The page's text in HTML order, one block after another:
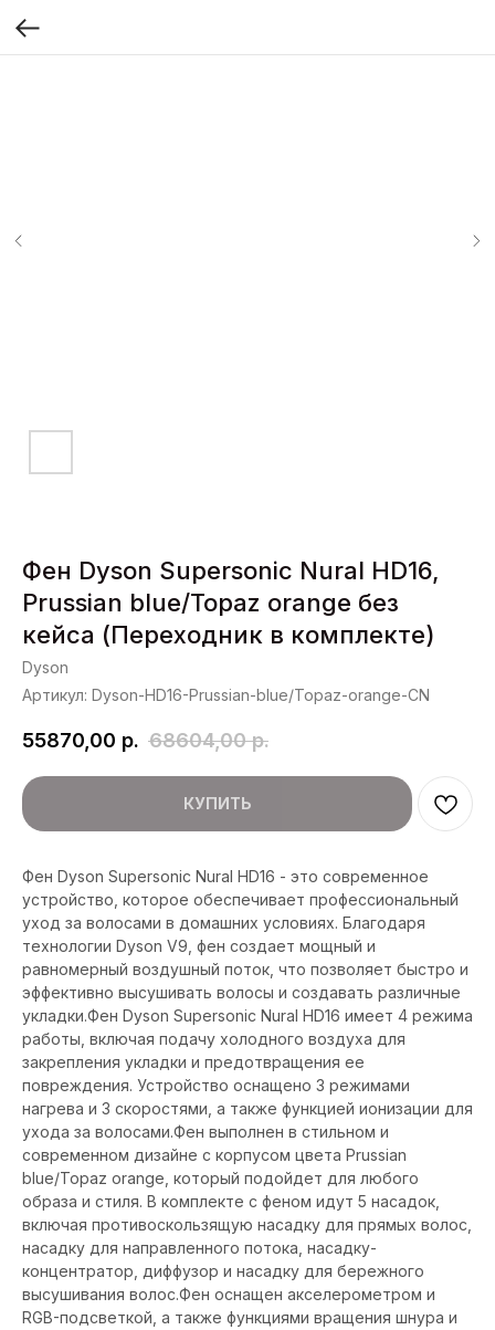
Фен Dyson Supersonic Nural HD16,
Prussian blue/Topaz orange без
кейса (Переходник в комплекте)
Dyson
Артикул: Dyson-HD16-Prussian-blue/Topaz-orange-CN
55870,00 р. 68604,00 р.
КУПИТЬ
Фен Dyson Supersonic Nural HD16 - это современное
устройство, которое обеспечивает профессиональный
уход за волосами в домашних условиях. Благодаря
технологии Dyson V9, фен создает мощный и
равномерный воздушный поток, что позволяет быстро и
эффективно высушивать волосы и создавать различные
укладки.Фен Dyson Supersonic Nural HD16 имеет 4 режима
работы, включая подачу холодного воздуха для
закрепления укладки и предотвращения ее
повреждения. Устройство оснащено 3 режимами
нагрева и 3 скоростями, а также функцией ионизации для
ухода за волосами.Фен выполнен в стильном и
современном дизайне с корпусом цвета Prussian
blue/Topaz orange, который подойдет для любого
образа и стиля. В комплекте с феном идут 5 насадок,
включая противоскользящую насадку для прямых волос,
насадку для направленного потока, насадку-
концентратор, диффузор и насадку для бережного
высушивания волос.Фен оснащен акселерометром и
RGB-подсветкой, а также функциями вращения шнура и